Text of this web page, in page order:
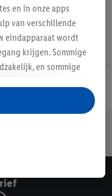
klant
en in onze apps
van verschillende
eindapparaat wordt
krijgen. Sommige
en sommige
en
van
de Lidl-diensten.
winkel ook voor de
het personaliseren